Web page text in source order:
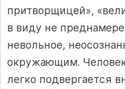
притворщицей»,
в виду не
невольное,
окружающим.
легко подвергается